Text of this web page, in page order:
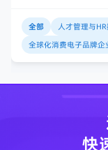
全部 人才管理与
全球化消费电子品牌企
快